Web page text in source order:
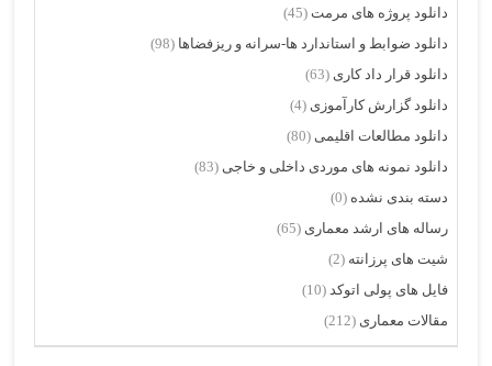
دانلود پروژه های مرمت (45)
دانلود ضوابط و استاندارد ها-سرانه و ریزفضاها (98)
دانلود قرار داد کاری (63)
دانلود گزارش کارآموزی (4)
دانلود مطالعات اقلیمی (80)
دانلود نمونه های موردی داخلی و خاجی (83)
دسته بندی نشده (0)
رساله های ارشد معماری (65)
شیت های پرزانته (2)
فایل های پولی اتوکد (10)
مقالات معماری (212)